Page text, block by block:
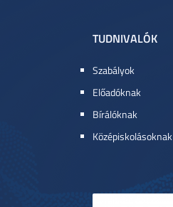
TUDNIVALÓK
Szabályok
Előadóknak
Bírálóknak
Középiskolásoknak